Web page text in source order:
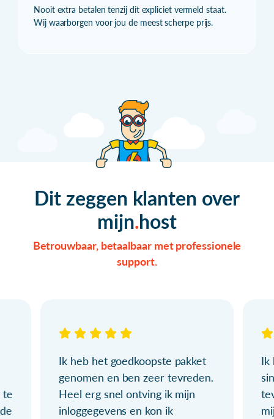
Nooit extra betalen tenzij dit expliciet vermeld staat.
Wij waarborgen voor jou de meest scherpe prijs.
Dit zeggen klanten over
mijn host
Betrouwbaar, betaalbaar met professionele
support.
te
Ik heb het goedkoopste pakket
genomen en ben zeer tevreden.
Heel erg snel ontving ik mijn
inloggegevens en kon ik
Ik